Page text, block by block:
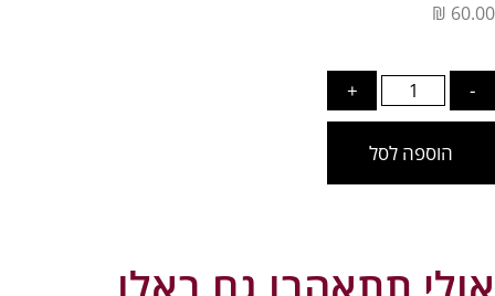
₪ 60.00
-
כמות
של
Smederevka
1L
+
הוספה לסל